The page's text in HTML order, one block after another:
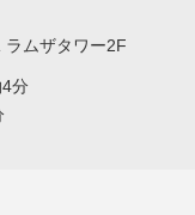
ムザタワー2F
分